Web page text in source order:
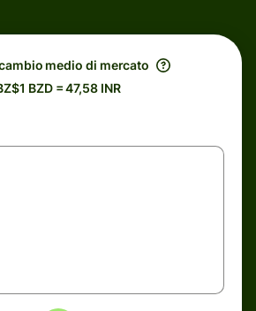
medio di mercato
BZD = 47,58 INR